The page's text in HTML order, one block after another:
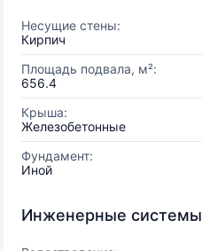
Несущие стены:
Кирпич
Площадь подвала, м²:
656.4
Крыша:
Железобетонные
Фундамент:
Иной
Инженерные системы